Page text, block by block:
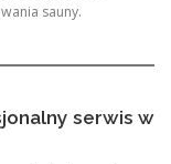
sauny.
serwis w